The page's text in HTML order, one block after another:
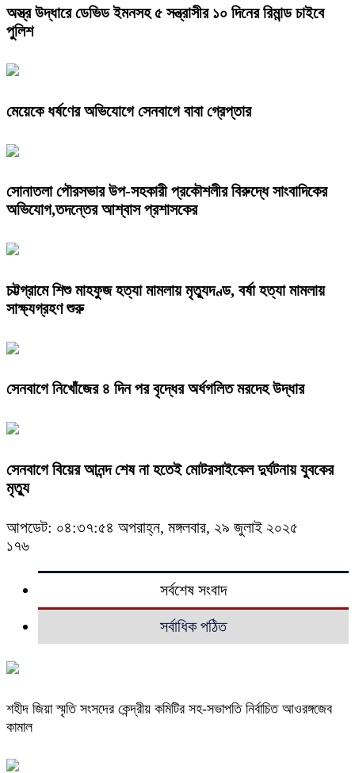
অস্ত্র উদ্ধারে ডেভিড ইমনসহ ৫ সন্ত্রাসীর ১০ দিনের রিমান্ড চাইবে
পুলিশ
মেয়েকে ধর্ষণের অভিযোগে সেনবাগে বাবা গ্রেপ্তার
সোনাতলা পৌরসভার উপ-সহকারী প্রকৌশলীর বিরুদ্ধে সাংবাদিকের
অভিযোগ,তদন্তের আশ্বাস প্রশাসকের
চট্টগ্রামে শিশু মাহফুজ হত্যা মামলায় মৃত্যুদণ্ড, বর্ষা হত্যা মামলায়
সাক্ষ্যগ্রহণ শুরু
সেনবাগে নিখোঁজের ৪ দিন পর বৃদ্ধের অর্ধগলিত মরদেহ উদ্ধার
সেনবাগে বিয়ের আনন্দ শেষ না হতেই মোটরসাইকেল দুর্ঘটনায় যুবকের
মৃত্যু
আপডেট: ০৪:৩৭:৫৪ অপরাহ্ন, মঙ্গলবার, ২৯ জুলাই ২০২৫
১৭৬
সর্বশেষ সংবাদ
সর্বাধিক পঠিত
শহীদ জিয়া স্মৃতি সংসদের কেন্দ্রীয় কমিটির সহ-সভাপতি নির্বাচিত আওরঙ্গজেব
কামাল